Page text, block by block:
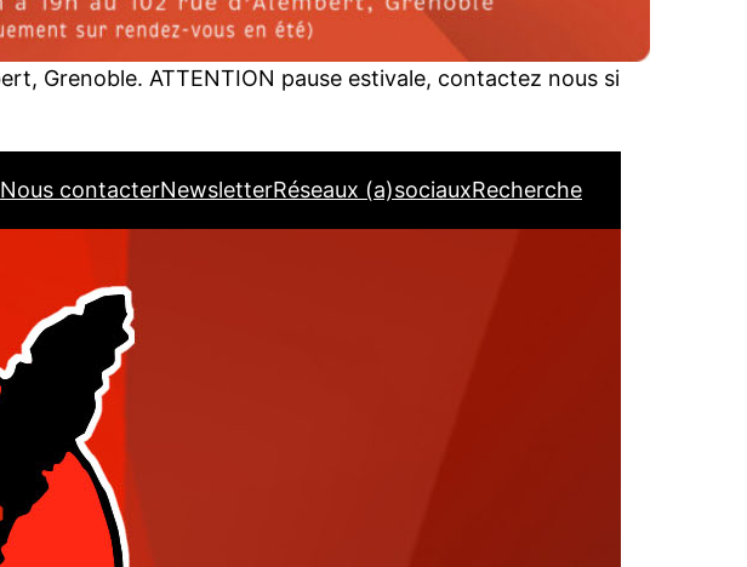
Grenoble. ATTENTION pause estivale, contactez nous si
Nous contacterNewsletterRéseaux (a)sociauxRecherche